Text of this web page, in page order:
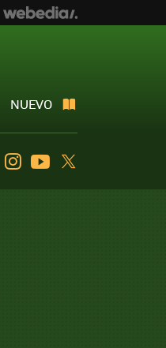
NUEVO
FlipboardInstagramYoutube